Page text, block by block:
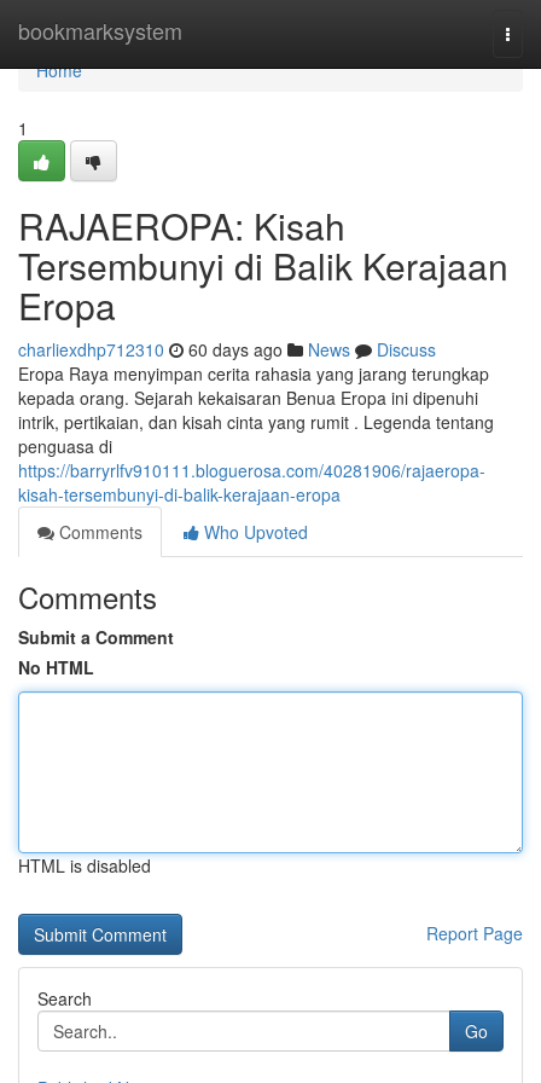
bookmarksystem
Home
Home
1
RAJAEROPA: Kisah
Tersembunyi di Balik Kerajaan
Eropa
charliexdhp712310 60 days ago News
Discuss
Eropa Raya menyimpan cerita rahasia yang jarang terungkap
kepada orang. Sejarah kekaisaran Benua Eropa ini dipenuhi
intrik, pertikaian, dan kisah cinta yang rumit . Legenda tentang
penguasa di
https://barryrlfv910111.bloguerosa.com/40281906/rajaeropa-
kisah-tersembunyi-di-balik-kerajaan-eropa
Comments
Who Upvoted
Comments
Submit a Comment
No HTML
HTML is disabled
Report Page
Search
Go